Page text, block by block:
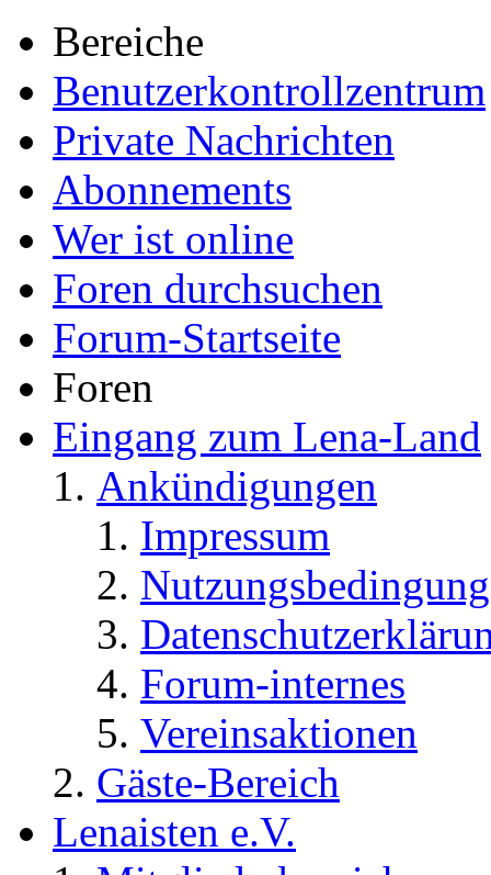
Bereiche
Benutzerkontrollzentrum
Private Nachrichten
Abonnements
Wer ist online
Foren durchsuchen
Forum-Startseite
Foren
Eingang zum Lena-Land
Ankündigungen
Impressum
Forum-internes
Vereinsaktionen
Gäste-Bereich
Lenaisten e.V.